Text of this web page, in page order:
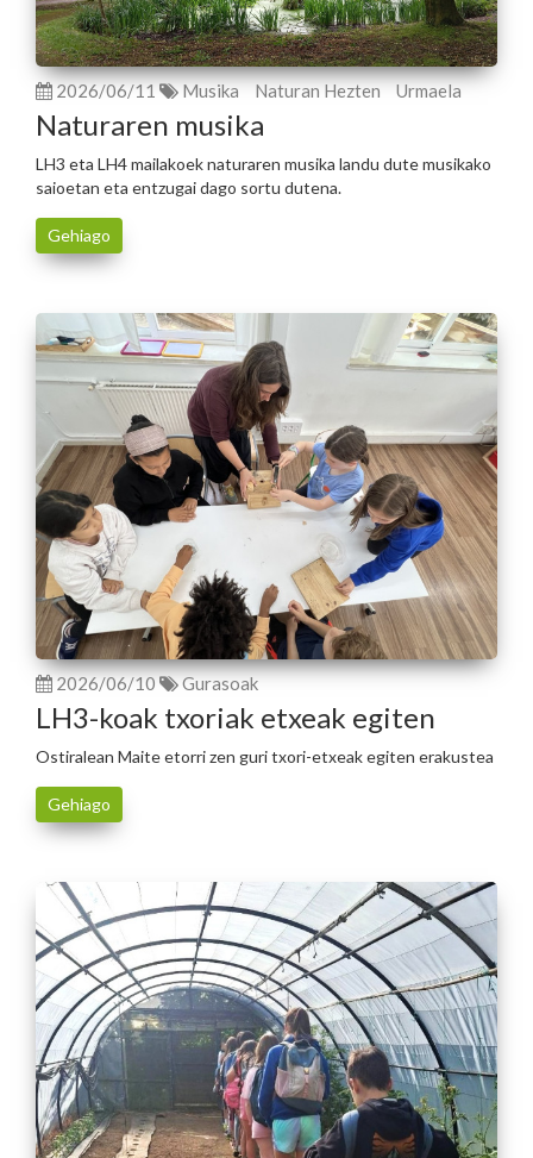
2026/06/11 Musika Naturan Hezten Urmaela
Naturaren musika
LH3 eta LH4 mailakoek naturaren musika landu dute musikako
saioetan eta entzugai dago sortu dutena.
Gehiago
2026/06/10 Gurasoak
LH3-koak txoriak etxeak egiten
Ostiralean Maite etorri zen guri txori-etxeak egiten erakustea
Gehiago